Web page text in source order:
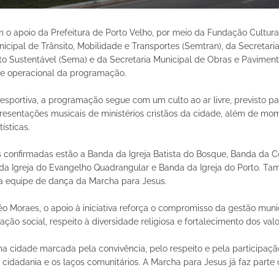
o apoio da Prefeitura de Porto Velho, por meio da Fundação
de Trânsito, Mobilidade e Transportes (Semtran), da
Sustentável (Sema) e da Secretaria Municipal de Obras e
operacional da programação.
a programação segue com um culto ao ar livre, previsto
musicais de ministérios cristãos da cidade, além de
confirmadas estão a Banda da Igreja Batista do Bosque, Banda da
da Igreja do Evangelho Quadrangular e Banda da Igreja do Porto.
equipe de dança da Marcha para Jesus.
Moraes, o apoio à iniciativa reforça o compromisso da gestão
social, respeito à diversidade religiosa e fortalecimento dos
cidade marcada pela convivência, pelo respeito e pela
e os laços comunitários. A Marcha para Jesus já faz parte